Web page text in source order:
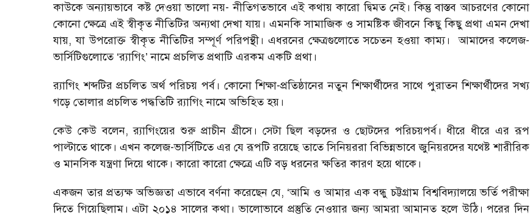
কাউকে অন্যায়ভাবে কষ্ট দেওয়া ভালো নয়- নীতিগতভাবে এই কথায় কারো দ্বিমত নেই। কিন্তু বাস্তব আচরণের কোনো
কোনো ক্ষেত্রে এই স্বীকৃত নীতিটির অন্যথা দেখা যায়। এমনকি সামাজিক ও সামষ্টিক জীবনে কিছু কিছু প্রথা এমন দেখা
যায়, যা উপরোক্ত স্বীকৃত নীতিটির সম্পূর্ণ পরিপন্থী। এধরনের ক্ষেত্রগুলোতে সচেতন হওয়া কাম্য। আমাদের কলেজ-
ভার্সিটিগুলোতে ‘র‌্যাগিং’ নামে প্রচলিত প্রথাটি এরকম একটি প্রথা।
র‌্যাগিং শব্দটির প্রচলিত অর্থ পরিচয় পর্ব। কোনো শিক্ষা-প্রতিষ্ঠানের নতুন শিক্ষার্থীদের সাথে পুরাতন শিক্ষার্থীদের সখ্য
গড়ে তোলার প্রচলিত পদ্ধতিটি র‌্যাগিং নামে অভিহিত হয়।
কেউ কেউ বলেন, র‌্যাগিংয়ের শুরু প্রাচীন গ্রীসে। সেটা ছিল বড়দের ও ছোটদের পরিচয়পর্ব। ধীরে ধীরে এর রূপ
পাল্টাতে থাকে। এখন কলেজ-ভার্সিটিতে এর যে রূপটি রয়েছে তাতে সিনিয়ররা বিভিন্নভাবে জুনিয়রদের যথেষ্ট শারীরিক
ও মানসিক যন্ত্রণা দিয়ে থাকে। কারো কারো ক্ষেত্রে এটি বড় ধরনের ক্ষতির কারণ হয়ে থাকে।
একজন তার প্রত্যক্ষ অভিজ্ঞতা এভাবে বর্ণনা করেছেন যে, ‘আমি ও আমার এক বন্ধু চট্টগ্রাম বিশ্ববিদ্যালয়ে ভর্তি পরীক্ষা
দিতে গিয়েছিলাম। এটা ২০১৪ সালের কথা। ভালোভাবে প্রস্তুতি নেওয়ার জন্য আমরা আমানত হলে উঠি। পরের দিন